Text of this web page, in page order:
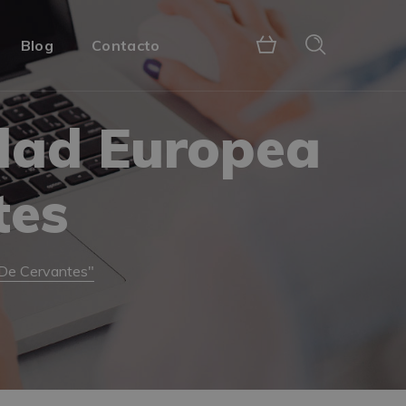
Blog Contacto
Europea
Cervantes"